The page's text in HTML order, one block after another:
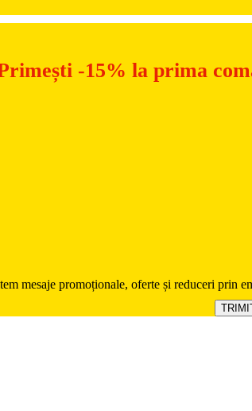
-15% la prima
mesaje promoționale, oferte și reduceri prin